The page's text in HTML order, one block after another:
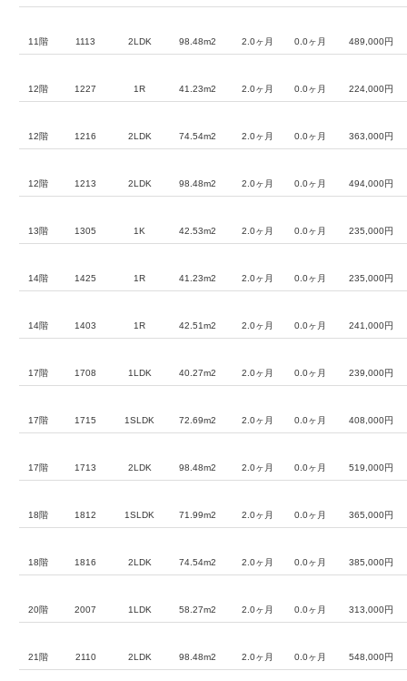
11階 1113 2LDK 98.48m2 2.0ヶ月 0.0ヶ月 489,000円
12階 1227 1R 41.23m2 2.0ヶ月 0.0ヶ月 224,000円
12階 1216 2LDK 74.54m2 2.0ヶ月 0.0ヶ月 363,000円
12階 1213 2LDK 98.48m2 2.0ヶ月 0.0ヶ月 494,000円
13階 1305 1K 42.53m2 2.0ヶ月 0.0ヶ月 235,000円
14階 1425 1R 41.23m2 2.0ヶ月 0.0ヶ月 235,000円
14階 1403 1R 42.51m2 2.0ヶ月 0.0ヶ月 241,000円
17階 1708 1LDK 40.27m2 2.0ヶ月 0.0ヶ月 239,000円
17階 1715 1SLDK 72.69m2 2.0ヶ月 0.0ヶ月 408,000円
17階 1713 2LDK 98.48m2 2.0ヶ月 0.0ヶ月 519,000円
18階 1812 1SLDK 71.99m2 2.0ヶ月 0.0ヶ月 365,000円
18階 1816 2LDK 74.54m2 2.0ヶ月 0.0ヶ月 385,000円
20階 2007 1LDK 58.27m2 2.0ヶ月 0.0ヶ月 313,000円
21階 2110 2LDK 98.48m2 2.0ヶ月 0.0ヶ月 548,000円